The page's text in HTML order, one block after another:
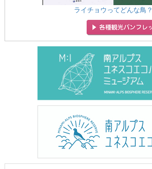
ライチョウってどんな鳥？